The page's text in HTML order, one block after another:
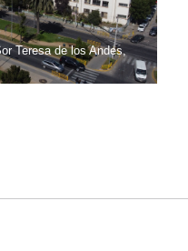
Teresa de los Andes,